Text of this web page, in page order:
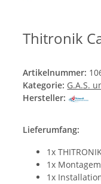
Thitronik
Artikelnummer:
Kategorie: G.A.S.
Hersteller:
Lieferumfang:
1x
1x
1x